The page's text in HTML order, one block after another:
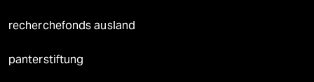
recherchefonds ausland
panterstiftung